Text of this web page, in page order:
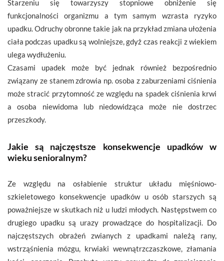
Starzeniu się towarzyszy stopniowe obniżenie się
funkcjonalności organizmu a tym samym wzrasta ryzyko
upadku. Odruchy obronne takie jak na przykład zmiana ułożenia
ciała podczas upadku są wolniejsze, gdyż czas reakcji z wiekiem
ulega wydłużeniu.
Czasami upadek może być jednak również bezpośrednio
związany ze stanem zdrowia np. osoba z zaburzeniami ciśnienia
może stracić przytomność ze względu na spadek ciśnienia krwi
a osoba niewidoma lub niedowidząca może nie dostrzec
przeszkody.
Jakie są najczęstsze konsekwencje upadków w
wieku senioralnym?
Ze względu na osłabienie struktur układu mięśniowo-
szkieletowego konsekwencje upadków u osób starszych są
poważniejsze w skutkach niż u ludzi młodych. Następstwem co
drugiego upadku są urazy prowadzące do hospitalizacji. Do
najczęstszych obrażeń zwianych z upadkami należą rany,
wstrząśnienia mózgu, krwiaki wewnątrzczaszkowe, złamania